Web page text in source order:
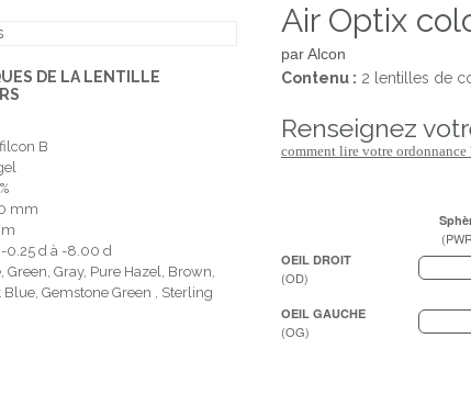
à 18h00
à 18h00
RENDEZ-VOUS
Air Optix
par Alcon
Contenu : 2 lentilles de
renseignez
comment lire votre ordonnance
OEIL DROIT
(OD)
OEIL GAUCHE
(OG)
DE LA LENTILLE
B
mm
-0.25 d à -8.00 d
Green, Gray, Pure Hazel, Brown,
Gemstone Green , Sterling